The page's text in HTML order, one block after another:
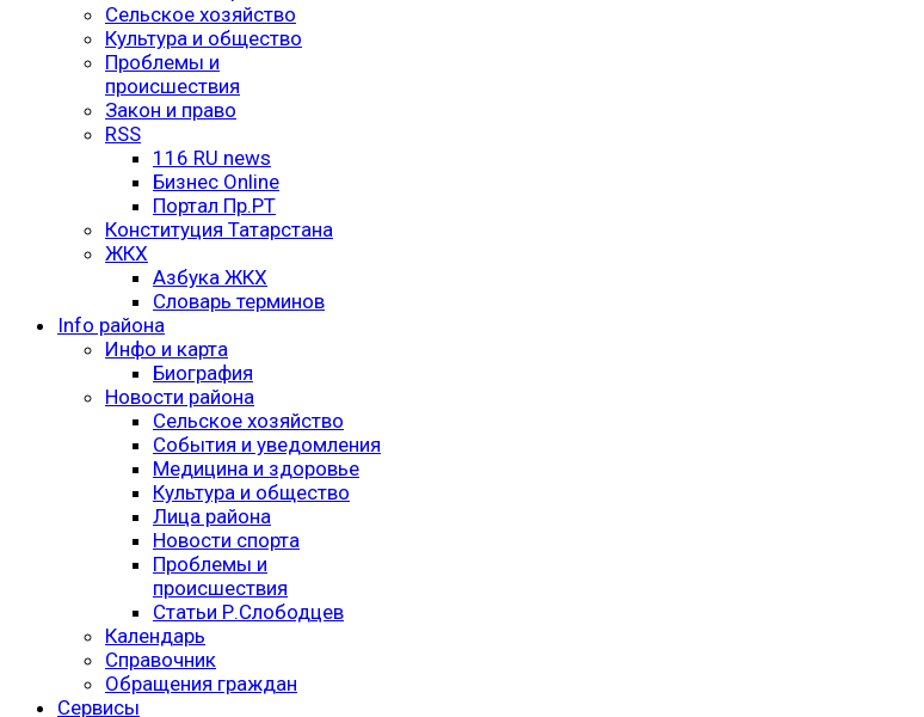
Сельское хозяйство
Культура и общество
Проблемы и
происшествия
Закон и право
RSS
116 RU news
Бизнес Online
Портал Пр.РТ
Конституция Татарстана
ЖКХ
Азбука ЖКХ
Словарь терминов
Info района
Инфо и карта
Биография
Новости района
Сельское хозяйство
События и уведомления
Медицина и здоровье
Культура и общество
Лица района
Новости спорта
Проблемы и
происшествия
Статьи Р.Слободцев
Календарь
Справочник
Обращения граждан
Сервисы